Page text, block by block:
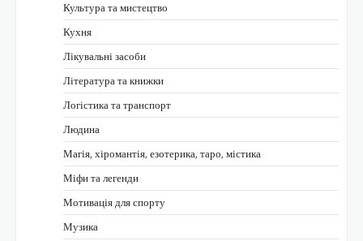
Культура та мистецтво
Кухня
Лікувальні засоби
Література та книжки
Логістика та транспорт
Людина
Магія, хіромантія, езотерика, таро, містика
Міфи та легенди
Мотивація для спорту
Музика